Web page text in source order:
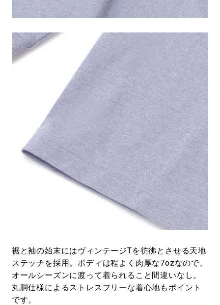
裾と袖の始末にはヴィンテージTを彷彿とさせる天地
ステッチを採用。ボディは程よく肉厚な7ozなので、
オールシーズンに渡って着られること間違いなし。
丸胴仕様によるストレスフリーな着心地もポイント
です。